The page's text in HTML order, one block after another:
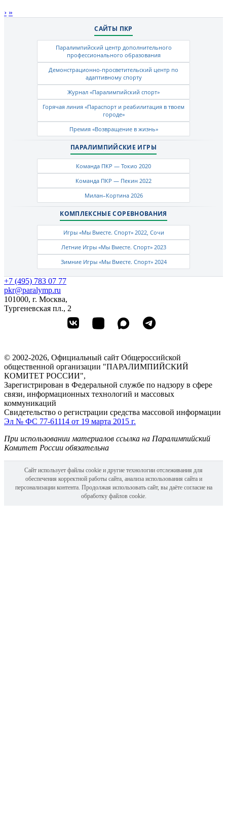
› »
САЙТЫ ПКР
Паралимпийский центр дополнительного
профессионального образования
Демонстрационно-просветительский центр по
адаптивному спорту
Журнал «Паралимпийский спорт»
Горячая линия «Параспорт и реабилитация в твоем
городе»
Премия «Возвращение в жизнь»
ПАРАЛИМПИЙСКИЕ ИГРЫ
Команда ПКР — Токио 2020
Команда ПКР — Пекин 2022
Милан–Кортина 2026
КОМПЛЕКСНЫЕ СОРЕВНОВАНИЯ
Игры «Мы Вместе. Спорт» 2022, Сочи
Летние Игры «Мы Вместе. Спорт» 2023
Зимние Игры «Мы Вместе. Спорт» 2024
+7 (495) 783 07 77
pkr@paralymp.ru
101000, г. Москва,
Тургеневская пл., 2
© 2002-2026, Официальный сайт Общероссийской
общественной организации "ПАРАЛИМПИЙСКИЙ
КОМИТЕТ РОССИИ",
Зарегистрирован в Федеральной службе по надзору в сфере
связи, информационных технологий и массовых
коммуникаций
Свидетельство о регистрации средства массовой информации
Эл № ФС 77-61114 от 19 марта 2015 г.
При использовании материалов ссылка на Паралимпийский
Комитет России обязательна
Сайт использует файлы cookie и другие технологии отслеживания для
обеспечения корректной работы сайта, анализа использования сайта и
персонализации контента. Продолжая использовать сайт, вы даёте согласие на
обработку файлов cookie.